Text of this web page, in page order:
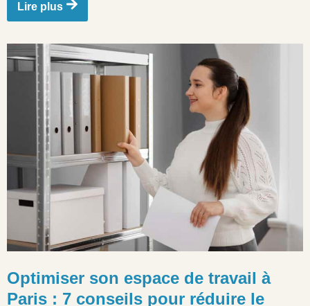
Lire plus
Optimiser son espace de travail à
Paris : 7 conseils pour réduire le